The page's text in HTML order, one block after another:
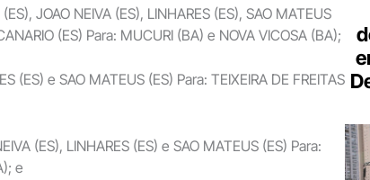
JOAO NEIVA (ES), LINHARES (ES), SAO MATEUS
(ES) Para: MUCURI (BA) e NOVA VICOSA (BA);
(ES) e SAO MATEUS (ES) Para: TEIXEIRA DE FREITAS
(ES), LINHARES (ES) e SAO MATEUS (ES) Para:
e